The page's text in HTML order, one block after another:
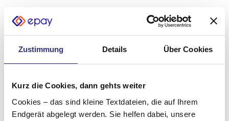
Zustimmung Details Über Cookies
Kurz die Cookies, dann gehts weiter
Cookies – das sind kleine Textdateien, die auf Ihrem
Endgerät abgelegt werden. Sie helfen dabei, unsere
August 2022
Juli 2022
Juni 2022
März 2022